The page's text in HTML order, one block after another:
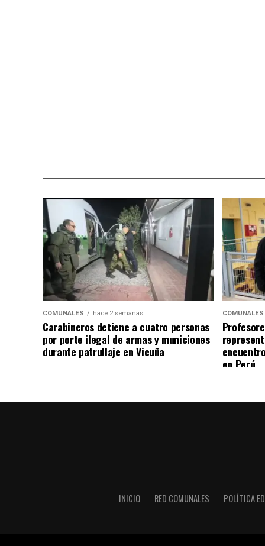
COMUNALES hace 2 semanas
Carabineros detiene a cuatro personas
por porte ilegal de armas y municiones
durante patrullaje en Vicuña
COMUNALES
en Perú
INICIO RED COMUNALES POLÍTICA